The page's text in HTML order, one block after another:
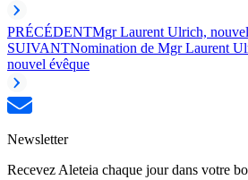
PRÉCÉDENTMgr Laurent Ulrich,
SUIVANTNomination de Mgr Laurent
nouvel évêque
Newsletter
Recevez Aleteia chaque jour dans votre